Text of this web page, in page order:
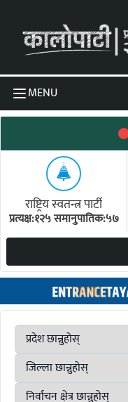
MENU
राष्ट्रिय स्वतन्त्र पार्टी
प्रत्यक्ष:१२५ समानुपातिक:५७